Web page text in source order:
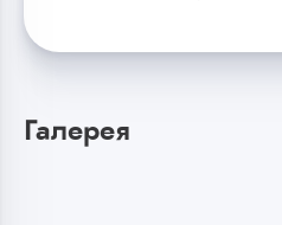
Галерея